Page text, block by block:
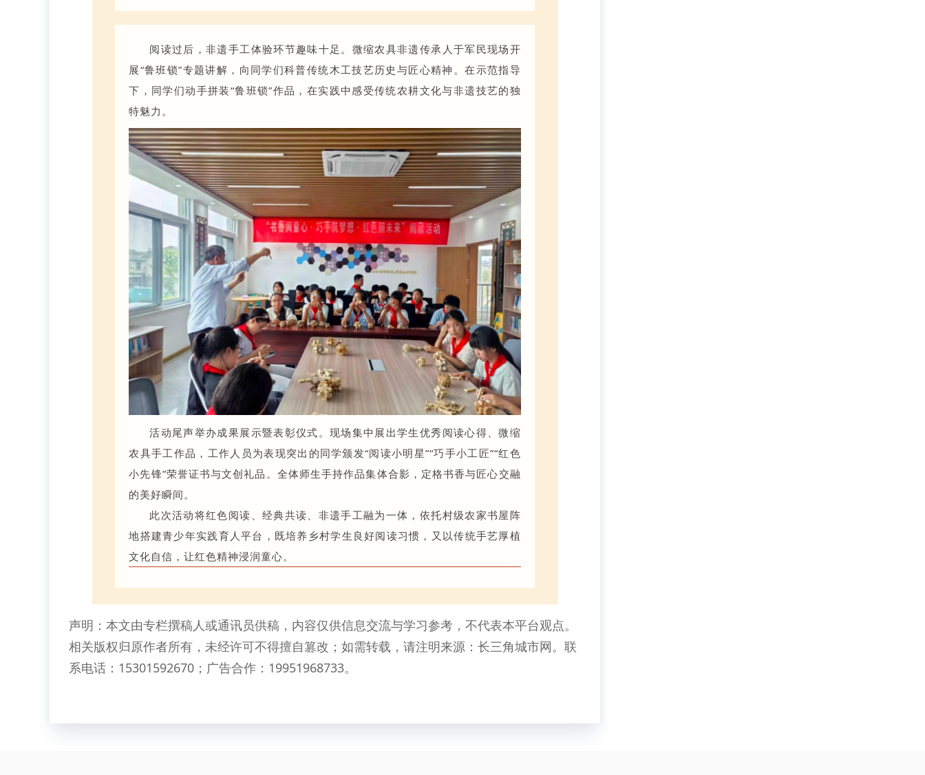
阅读过后，非遗手工体验环节趣味十足。微缩农具非遗传承人于军民现场开
展“鲁班锁”专题讲解，向同学们科普传统木工技艺历史与匠心精神。在示范指导
下，同学们动手拼装“鲁班锁”作品，在实践中感受传统农耕文化与非遗技艺的独
特魅力。
活动尾声举办成果展示暨表彰仪式。现场集中展出学生优秀阅读心得、微缩
农具手工作品，工作人员为表现突出的同学颁发“阅读小明星”“巧手小工匠”“红色
小先锋”荣誉证书与文创礼品。全体师生手持作品集体合影，定格书香与匠心交融
的美好瞬间。
此次活动将红色阅读、经典共读、非遗手工融为一体，依托村级农家书屋阵
地搭建青少年实践育人平台，既培养乡村学生良好阅读习惯，又以传统手艺厚植
文化自信，让红色精神浸润童心。
声明：本文由专栏撰稿人或通讯员供稿，内容仅供信息交流与学习参考，不代表本平台观点。
相关版权归原作者所有，未经许可不得擅自篡改；如需转载，请注明来源：长三角城市网。联
系电话：15301592670；广告合作：19951968733。